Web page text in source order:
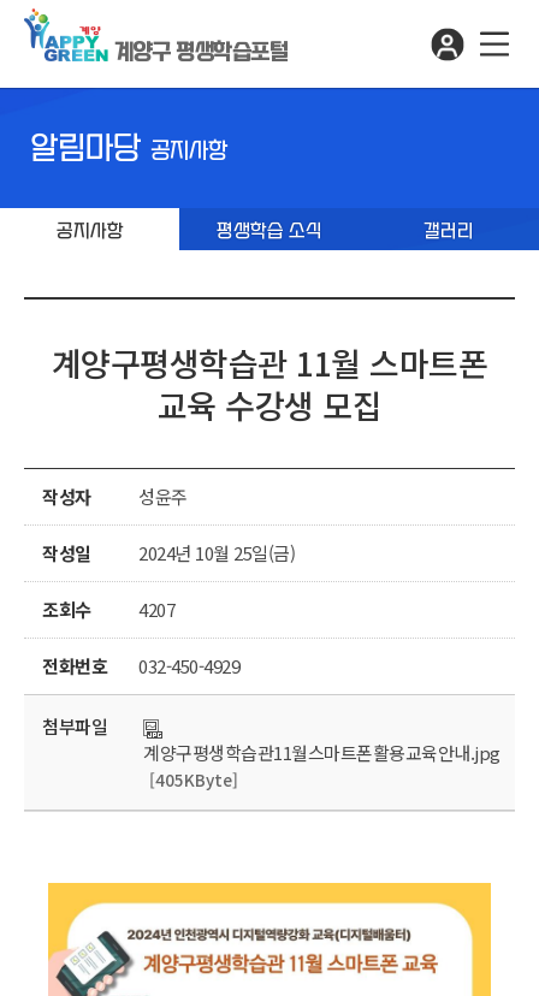
계양구 평생학습포털
알림마당 공지사항
공지사항 평생학습 소식 갤러리
계양구평생학습관 11월 스마트폰
교육 수강생 모집
작성자 성윤주
작성일 2024년 10월 25일(금)
조회수 4207
전화번호 032-450-4929
첨부파일
계양구평생학습관11월스마트폰활용교육안내.jpg
[405KByte]